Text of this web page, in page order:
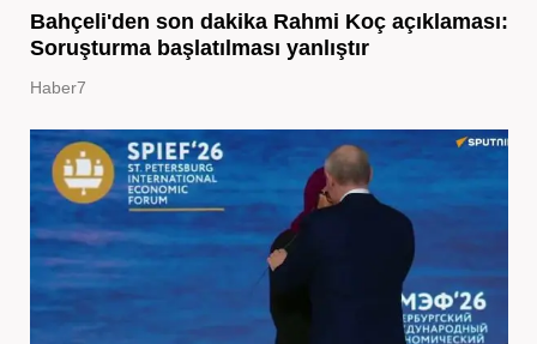
Bahçeli'den son dakika Rahmi Koç açıklaması:
Soruşturma başlatılması yanlıştır
Haber7